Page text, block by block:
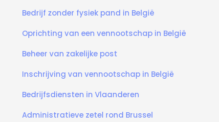
Bedrijf zonder fysiek pand in België
Oprichting van een vennootschap in België
Beheer van zakelijke post
Inschrijving van vennootschap in België
Bedrijfsdiensten in Vlaanderen
Administratieve zetel rond Brussel